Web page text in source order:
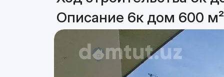
Описание 6к дом 600 м²